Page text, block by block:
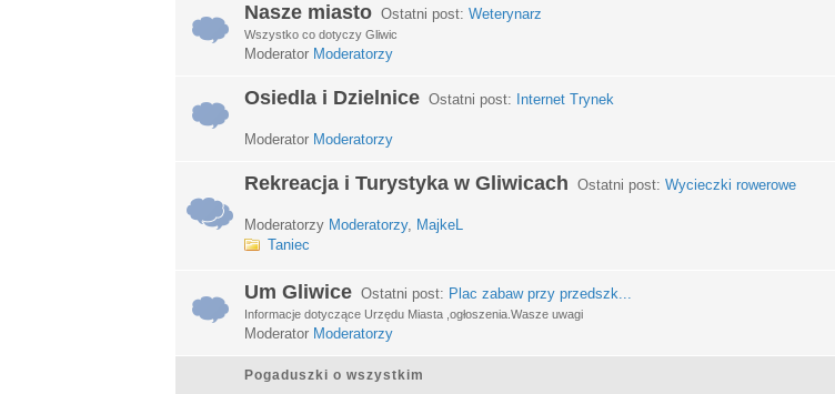
Nasze miasto Ostatni post: Weterynarz
Wszystko co dotyczy Gliwic
Moderator Moderatorzy
Osiedla i Dzielnice Ostatni post: Internet Trynek
Moderator Moderatorzy
Rekreacja i Turystyka w Gliwicach Ostatni post: Wycieczki rowerowe
Moderatorzy Moderatorzy, MajkeL
Taniec
Um Gliwice Ostatni post: Plac zabaw przy przedszk...
Informacje dotyczące Urzędu Miasta ,ogłoszenia.Wasze uwagi
Moderator Moderatorzy
Pogaduszki o wszystkim